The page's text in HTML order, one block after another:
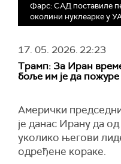
Фарс: САД поставиле
околини нуклеарке у
17. 05. 2026.22:23
Трамп: За Иран
боље им је да пожуре
Амерички
је данас Ирану да
уколико његови
одређене кораке.